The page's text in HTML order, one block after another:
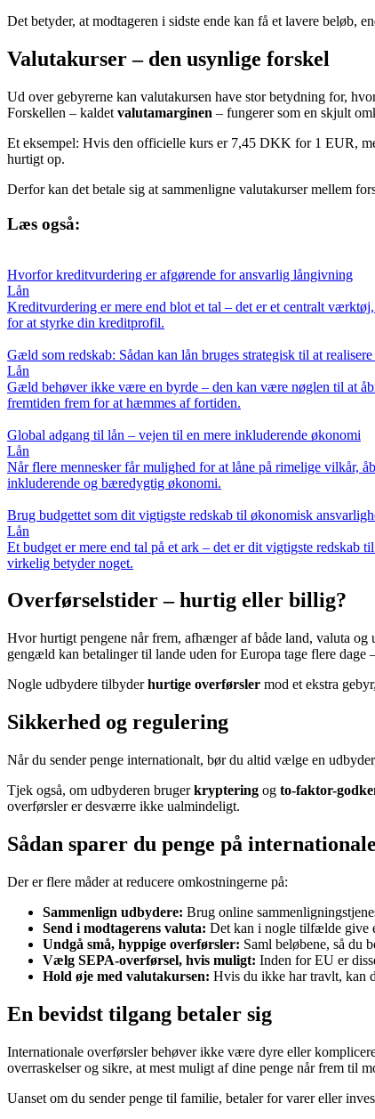
Det betyder, at modtageren i sidste ende kan få et lavere beløb,
Valutakurser – den usynlige forskel
Ud over gebyrerne kan valutakursen have stor betydning for,
Forskellen – kaldet valutamarginen – fungerer som en skjult
Et eksempel: Hvis den officielle kurs er 7,45 DKK for 1 EUR,
hurtigt op.
Derfor kan det betale sig at sammenligne valutakurser mellem
Læs også:
Hvorfor kreditvurdering er afgørende for ansvarlig långivning
Lån
Kreditvurdering er mere end blot et tal – det er et centralt
for at styrke din kreditprofil.
Gæld som redskab: Sådan kan lån bruges strategisk til at
Lån
Gæld behøver ikke være en byrde – den kan være nøglen til at
fremtiden frem for at hæmmes af fortiden.
Global adgang til lån – vejen til en mere inkluderende økonomi
Lån
Når flere mennesker får mulighed for at låne på rimelige vilkår,
inkluderende og bæredygtig økonomi.
Brug budgettet som dit vigtigste redskab til økonomisk
Lån
Et budget er mere end tal på et ark – det er dit vigtigste
virkelig betyder noget.
Overførselstider – hurtig eller billig?
Hvor hurtigt pengene når frem, afhænger af både land, valuta
gengæld kan betalinger til lande uden for Europa tage flere dage
Nogle udbydere tilbyderhurtige overførsler mod et ekstra
Sikkerhed og regulering
Når du sender penge internationalt, bør du altid vælge en
Tjek også, om udbyderen brugerkryptering og to-faktor-
overførsler er desværre ikke ualmindeligt.
Sådan sparer du penge på
Der er flere måder at reducere omkostningerne på:
Sammenlign udbydere: Brug online
Send i modtagerens valuta: Det kan i nogle tilfælde give
Undgå små, hyppige overførsler: Saml beløbene, så du
Vælg SEPA-overførsel, hvis muligt: Inden for EU er
Hold øje med valutakursen: Hvis du ikke har travlt, kan
En bevidst tilgang betaler sig
Internationale overførsler behøver ikke være dyre eller
overraskelser og sikre, at mest muligt af dine penge når frem til
Uanset om du sender penge til familie, betaler for varer eller